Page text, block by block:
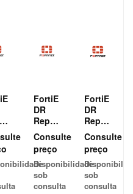
FortiE
DR
Repo
sitory
Stora
ge
FortiE
DR
addo
Consulte
preço
Disponibilidade
sob
consulta
FortiE
DR
Repos
itory
Stora
ge
FortiE
DR
addon
Consulte
preço
sob
consulta